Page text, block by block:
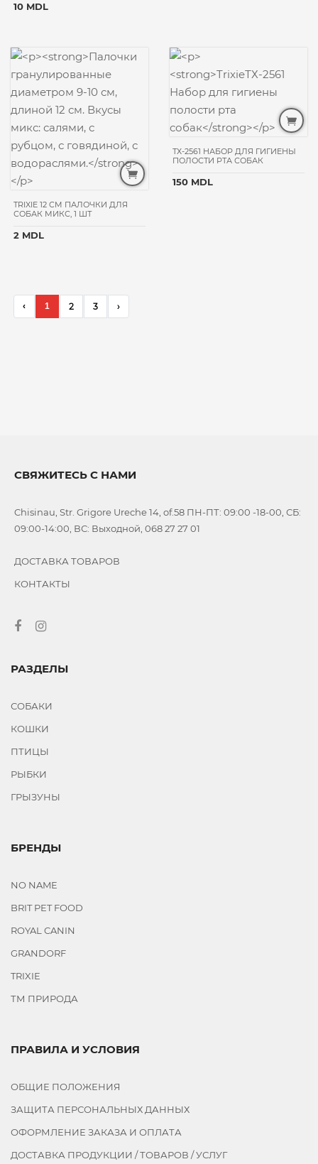
10 MDL
TRIXIE 12 CM ПАЛОЧКИ ДЛЯ
СОБАК МИКС, 1 ШТ
2 MDL
ТХ-2561 НАБОР ДЛЯ ГИГИЕНЫ
ПОЛОСТИ РТА СОБАК
150 MDL
‹ 1 2 3 ›
СВЯЖИТЕСЬ С НАМИ
Chisinau, Str. Grigore Ureche 14, of.58 ПН-ПТ: 09:00 -18-00, СБ:
09:00-14:00, ВС: Выходной, 068 27 27 01
ДОСТАВКА ТОВАРОВ
КОНТАКТЫ
РАЗДЕЛЫ
СОБАКИ
КОШКИ
ПТИЦЫ
РЫБКИ
ГРЫЗУНЫ
БРЕНДЫ
NO NAME
BRIT PET FOOD
ROYAL CANIN
GRANDORF
TRIXIE
ТМ ПРИРОДА
ПРАВИЛА И УСЛОВИЯ
ОБЩИЕ ПОЛОЖЕНИЯ
ЗАЩИТА ПЕРСОНАЛЬНЫХ ДАННЫХ
ОФОРМЛЕНИЕ ЗАКАЗА И ОПЛАТА
ДОСТАВКА ПРОДУКЦИИ / ТОВАРОВ / УСЛУГ